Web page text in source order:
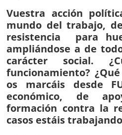
Vuestra acción
mundo del trabajo,
resistencia para
ampliándose a de
carácter social.
funcionamiento?
os marcáis desde
económico, de
formación contra la
casos estáis